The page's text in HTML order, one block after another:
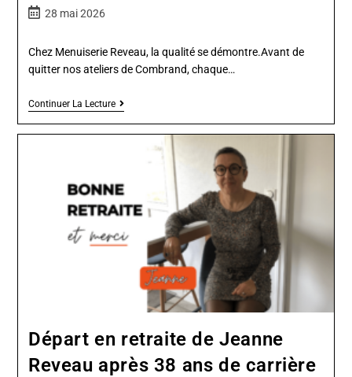
28 mai 2026
Chez Menuiserie Reveau, la qualité se démontre.Avant de
quitter nos ateliers de Combrand, chaque…
Continuer La Lecture
Départ en retraite de Jeanne
Reveau après 38 ans de carrière